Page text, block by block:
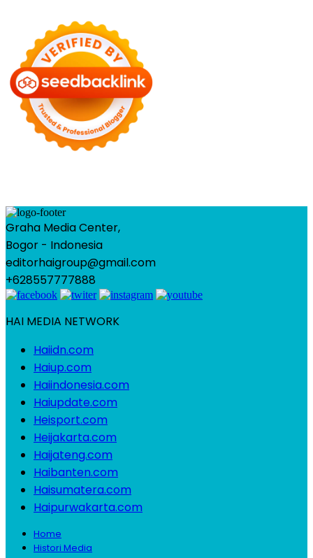
Graha Media Center,
Bogor - Indonesia
editorhaigroup@gmail.com
+628557777888
HAI MEDIA NETWORK
Haiidn.com
Haiup.com
Haiindonesia.com
Haiupdate.com
Heisport.com
Heijakarta.com
Haijateng.com
Haibanten.com
Haisumatera.com
Haipurwakarta.com
Home
Histori Media